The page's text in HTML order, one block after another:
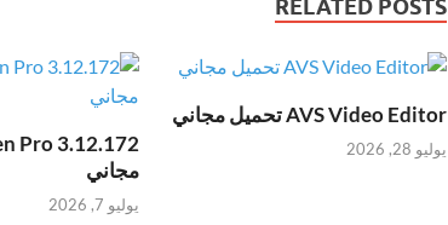
RELATED POSTS
AVS Video Editor تحميل مجاني
يوليو 28, 2026
مجاني
يوليو 7, 2026